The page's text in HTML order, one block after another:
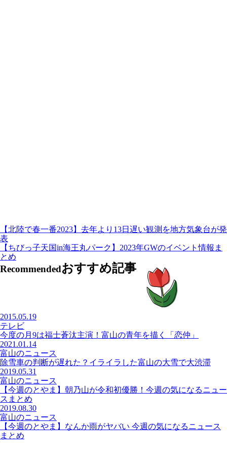
【北陸で春一番2023】去年より13日遅い観測を地方気象台が発
表
【ちびっ子天国in海王丸パーク】2023年GWのイベント情報ま
とめ
Recommendedおすすめ記事
2015.05.19
テレビ
今度の月9は福士蒼汰主演！富山の青年を描く「恋仲」
2021.01.14
富山のニュース
除雪車の判断が遅れた？イライラした富山の大雪で大渋滞
2019.05.31
富山のニュース
【今週のとやま】朝乃山が令和初優勝！今週の気になるニュー
スまとめ
2019.08.30
富山のニュース
【今週のとやま】なんか雨がヤバい 今週の気になるニュース
まとめ